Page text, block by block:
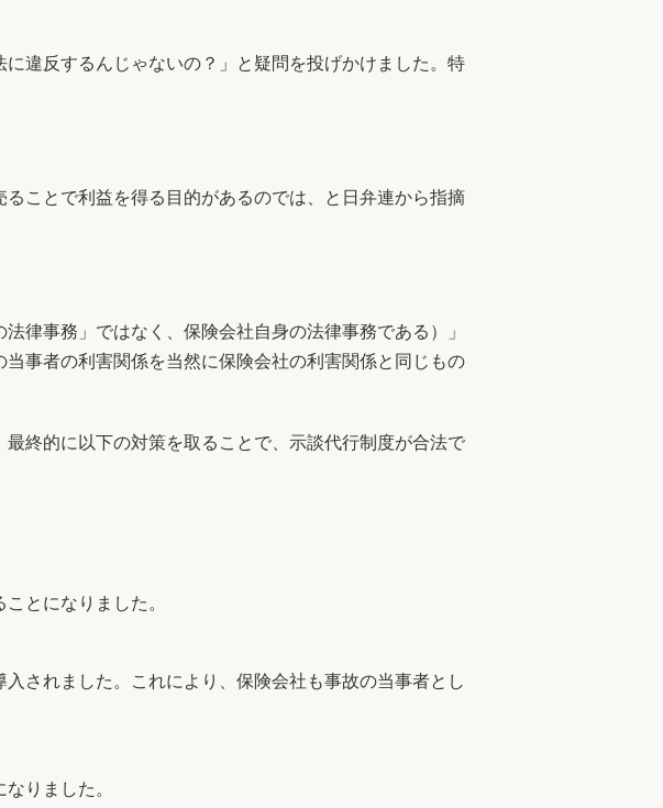
違反するんじゃないの？」と疑問を投げかけました。特
ことで利益を得る目的があるのでは、と日弁連から指摘
律事務」ではなく、保険会社自身の法律事務である）」
事者の利害関係を当然に保険会社の利害関係と同じもの
終的に以下の対策を取ることで、示談代行制度が合法で
とになりました。
されました。これにより、保険会社も事故の当事者とし
りました。